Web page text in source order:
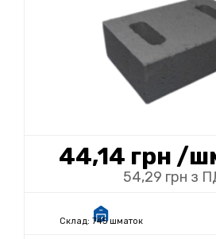
44,14 грн /
54,29 грн з
Склад: 745 шматок